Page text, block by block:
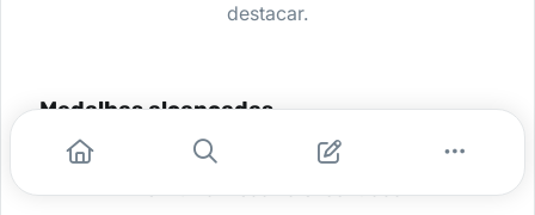
destacar.
Medalhas alcançadas
Nenhuma medalha encontrada